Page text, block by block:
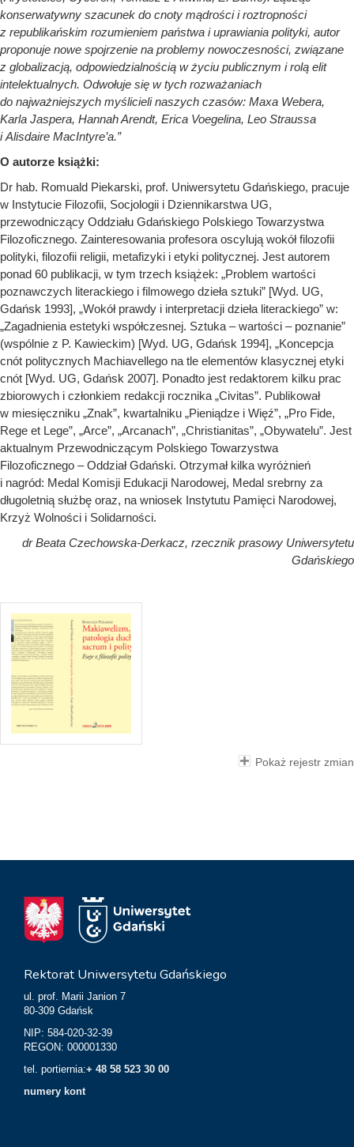
konserwatywny szacunek do cnoty mądrości i roztropności
z republikańskim rozumieniem państwa i uprawiania polityki, autor
proponuje nowe spojrzenie na problemy nowoczesności, związane
z globalizacją, odpowiedzialnością w życiu publicznym i rolą elit
intelektualnych. Odwołuje się w tych rozważaniach
do najważniejszych myślicieli naszych czasów: Maxa Webera,
Karla Jaspera, Hannah Arendt, Erica Voegelina, Leo Straussa
i Alisdaire MacIntyre’a.”
O autorze książki:
Dr hab. Romuald Piekarski, prof. Uniwersytetu Gdańskiego, pracuje
w Instytucie Filozofii, Socjologii i Dziennikarstwa UG,
przewodniczący Oddziału Gdańskiego Polskiego Towarzystwa
Filozoficznego. Zainteresowania profesora oscylują wokół filozofii
polityki, filozofii religii, metafizyki i etyki politycznej. Jest autorem
ponad 60 publikacji, w tym trzech książek: „Problem wartości
poznawczych literackiego i filmowego dzieła sztuki” [Wyd. UG,
Gdańsk 1993], „Wokół prawdy i interpretacji dzieła literackiego” w:
„Zagadnienia estetyki współczesnej. Sztuka – wartości – poznanie”
(wspólnie z P. Kawieckim) [Wyd. UG, Gdańsk 1994], „Koncepcja
cnót politycznych Machiavellego na tle elementów klasycznej etyki
cnót [Wyd. UG, Gdańsk 2007]. Ponadto jest redaktorem kilku prac
zbiorowych i członkiem redakcji rocznika „Civitas”. Publikował
w miesięczniku „Znak”, kwartalniku „Pieniądze i Więź”, „Pro Fide,
Rege et Lege”, „Arce”, „Arcanach”, „Christianitas”, „Obywatelu”. Jest
aktualnym Przewodniczącym Polskiego Towarzystwa
Filozoficznego – Oddział Gdański. Otrzymał kilka wyróżnień
i nagród: Medal Komisji Edukacji Narodowej, Medal srebrny za
długoletnią służbę oraz, na wniosek Instytutu Pamięci Narodowej,
Krzyż Wolności i Solidarności.
dr Beata Czechowska-Derkacz, rzecznik prasowy Uniwersytetu
Gdańskiego
Pokaż rejestr zmian
Rektorat Uniwersytetu Gdańskiego
ul. prof. Marii Janion 7
80-309 Gdańsk
NIP: 584-020-32-39
REGON: 000001330
tel. portiernia:+ 48 58 523 30 00
numery kont